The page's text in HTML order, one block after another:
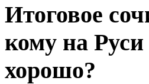
Итоговое
кому на
хорошо?